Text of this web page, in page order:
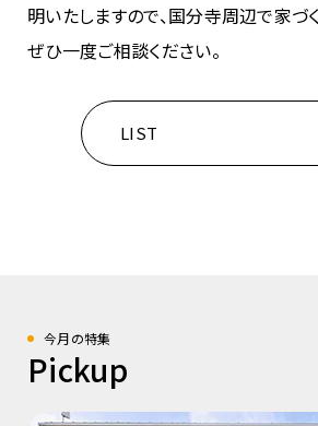
明いたしますので、国分寺周辺で家づ
ぜひ一度ご相談ください。
LIST
今月の特集
Pickup